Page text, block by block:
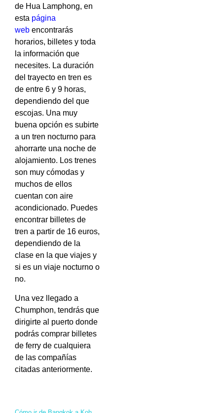
de Hua Lamphong, en
esta página
web encontrarás
horarios, billetes y toda
la información que
necesites. La duración
del trayecto en tren es
de entre 6 y 9 horas,
dependiendo del que
escojas. Una muy
buena opción es subirte
a un tren nocturno para
ahorrarte una noche de
alojamiento. Los trenes
son muy cómodas y
muchos de ellos
cuentan con aire
acondicionado. Puedes
encontrar billetes de
tren a partir de 16 euros,
dependiendo de la
clase en la que viajes y
si es un viaje nocturno o
no.
Una vez llegado a
Chumphon, tendrás que
dirigirte al puerto donde
podrás comprar billetes
de ferry de cualquiera
de las compañías
citadas anteriormente.